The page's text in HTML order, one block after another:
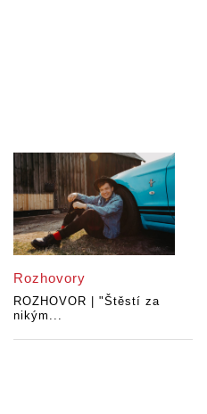
Rozhovory
ROZHOVOR | "Štěstí za
nikým...